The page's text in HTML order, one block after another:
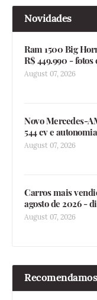
Novidades
Ram 1500 Big
R$ 449.990 - fotos
August 07, 2026
Novo Mercedes-
544 cv e
August 07, 2026
Carros mais
agosto de 2026 -
August 07, 2026
Recomendamos